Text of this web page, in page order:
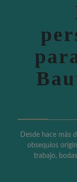
Desde hace más
obsequios
trabajo,